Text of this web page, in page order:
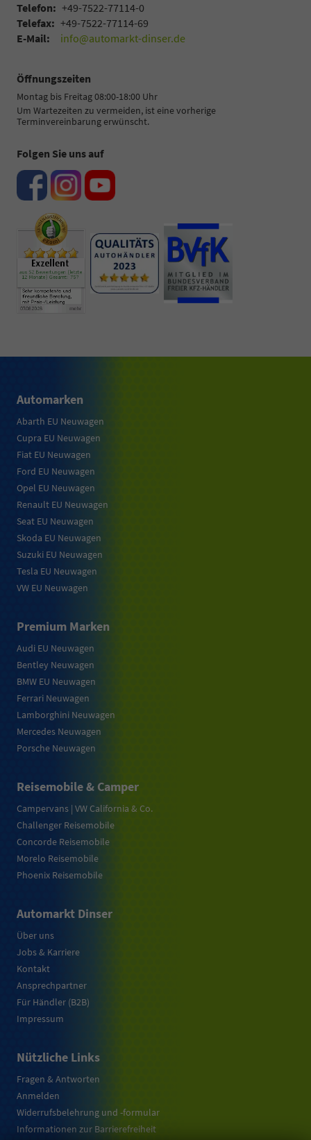
Telefon: +49-7522-77114-0
Telefax: +49-7522-77114-69
E-Mail:
info@automarkt-dinser.de
Öffnungszeiten
Montag bis Freitag 08:00-18:00 Uhr
Um Wartezeiten zu vermeiden, ist eine vorherige
Terminvereinbarung erwünscht.
Folgen Sie uns auf
Automarken
Abarth EU Neuwagen
Cupra EU Neuwagen
Fiat EU Neuwagen
Ford EU Neuwagen
Opel EU Neuwagen
Renault EU Neuwagen
Seat EU Neuwagen
Skoda EU Neuwagen
Suzuki EU Neuwagen
Tesla EU Neuwagen
VW EU Neuwagen
Premium Marken
Audi EU Neuwagen
Bentley Neuwagen
BMW EU Neuwagen
Ferrari Neuwagen
Lamborghini Neuwagen
Mercedes Neuwagen
Porsche Neuwagen
Reisemobile & Camper
Campervans | VW California & Co.
Challenger Reisemobile
Concorde Reisemobile
Morelo Reisemobile
Phoenix Reisemobile
Automarkt Dinser
Über uns
Jobs & Karriere
Kontakt
Ansprechpartner
Für Händler (B2B)
Impressum
Nützliche Links
Fragen & Antworten
Anmelden
Widerrufsbelehrung und -formular
Informationen zur Barrierefreiheit